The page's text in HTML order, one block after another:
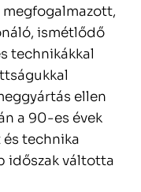
megfogalmazott,
ismétlődő
technikákkal
ellen
a 90-es évek
és technika
időszak váltotta